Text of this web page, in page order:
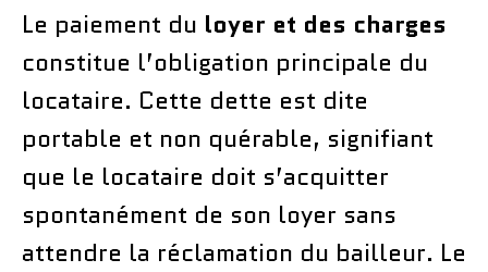
Le paiement du loyer et des charges
constitue l’obligation principale du
locataire. Cette dette est dite
portable et non quérable, signifiant
que le locataire doit s’acquitter
spontanément de son loyer sans
attendre la réclamation du bailleur. Le